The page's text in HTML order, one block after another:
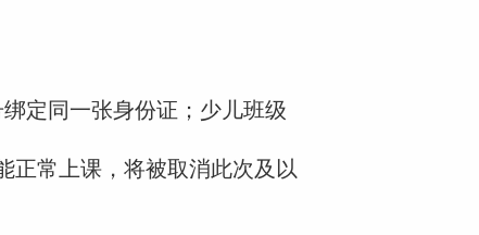
定同一张身份证；少儿班级
正常上课，将被取消此次及以